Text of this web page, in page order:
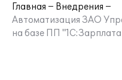
Главная
Внедрения
Автоматизация ЗАО
на базе ПП